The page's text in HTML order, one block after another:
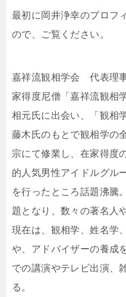
最初に岡井浄幸のプロフ
ので、ご覧ください。
嘉祥流観相学会 代表理
家得度尼僧「嘉祥流観相
相元氏に出会い、「観相
藤木氏のもとで観相学の
宗にて修業し、在家得度
的人気男性アイドルグル
を行ったところ話題沸騰
題となり、数々の著名人
現在は、観相学、姓名学
や、アドバイザーの養成
での講演やテレビ出演、
る。